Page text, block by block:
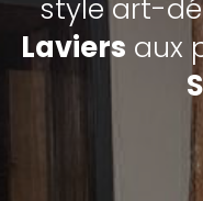
style art-
Laviers aux